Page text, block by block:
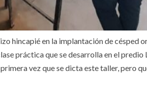
hincapié en la implantación de césped
práctica que se desarrolla en el
vez que se dicta este taller, pero